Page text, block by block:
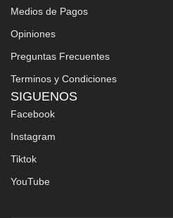
Medios de Pagos
Opiniones
Preguntas Frecuentes
Terminos y Condiciones
SIGUENOS
Facebook
Instagram
Tiktok
YouTube